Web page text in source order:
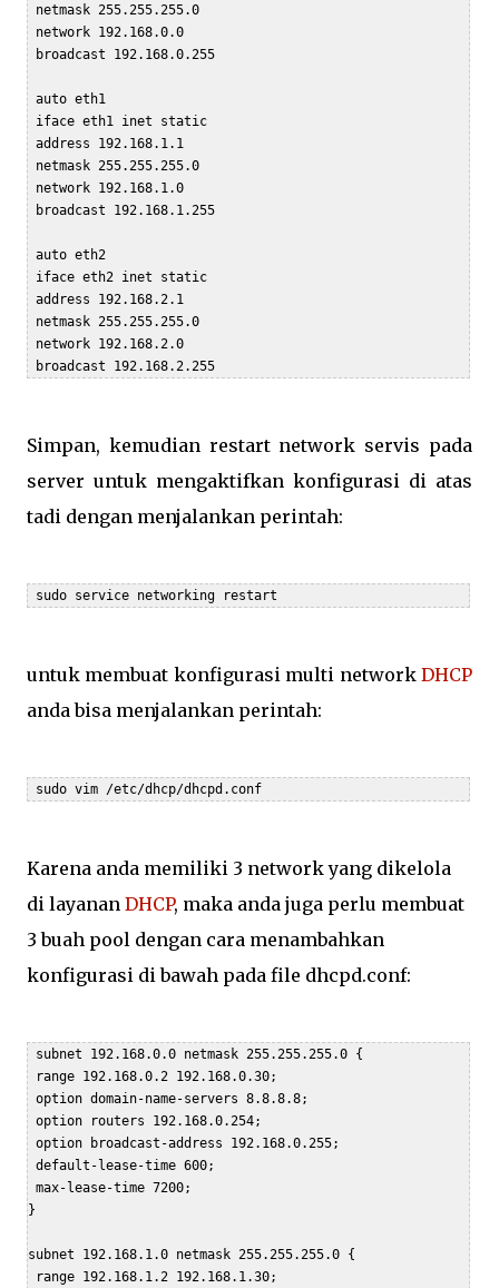
netmask 255.255.255.0
network 192.168.0.0
broadcast 192.168.0.255
auto eth1
iface eth1 inet static
address 192.168.1.1
netmask 255.255.255.0
network 192.168.1.0
broadcast 192.168.1.255
auto eth2
iface eth2 inet static
address 192.168.2.1
netmask 255.255.255.0
network 192.168.2.0
broadcast 192.168.2.255
Simpan, kemudian restart network servis pada
server untuk mengaktifkan konfigurasi di atas
tadi dengan menjalankan perintah:
sudo service networking restart
untuk membuat konfigurasi multi network DHCP
anda bisa menjalankan perintah:
sudo vim /etc/dhcp/dhcpd.conf
Karena anda memiliki 3 network yang dikelola
di layanan DHCP, maka anda juga perlu membuat
3 buah pool dengan cara menambahkan
konfigurasi di bawah pada file dhcpd.conf:
subnet 192.168.0.0 netmask 255.255.255.0 {
range 192.168.0.2 192.168.0.30;
option domain-name-servers 8.8.8.8;
option routers 192.168.0.254;
option broadcast-address 192.168.0.255;
default-lease-time 600;
max-lease-time 7200;
}
subnet 192.168.1.0 netmask 255.255.255.0 {
range 192.168.1.2 192.168.1.30;